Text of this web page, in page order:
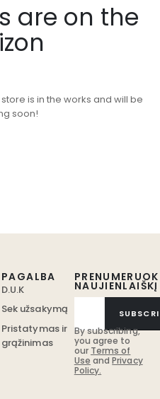
are on the
is in the works and will be
soon!
PRENUMERUOK
NAUJIENLAIŠKĮ
By subscribing,
you agree to
our Terms of
Use andPrivacy
Policy.
PAGALBA
D.U.K
Sek užsakymą
Pristatymas ir
grąžinimas